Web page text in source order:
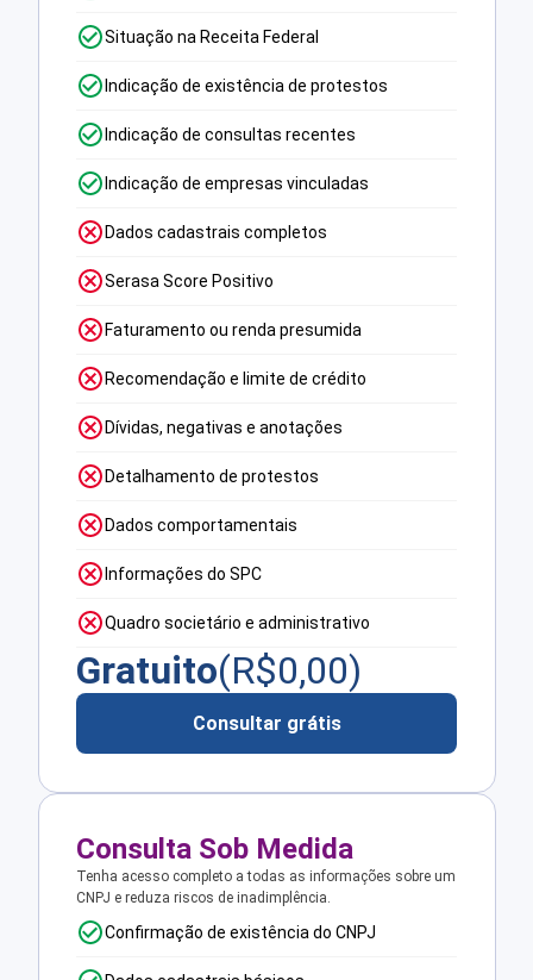
Situação na Receita Federal
Indicação de existência de protestos
Indicação de consultas recentes
Indicação de empresas vinculadas
Dados cadastrais completos
Serasa Score Positivo
Faturamento ou renda presumida
Recomendação e limite de crédito
Dívidas, negativas e anotações
Detalhamento de protestos
Dados comportamentais
Informações do SPC
Quadro societário e administrativo
Gratuito(R$0,00)
Consultar grátis
Consulta Sob Medida
Tenha acesso completo a todas as informações sobre um
CNPJ e reduza riscos de inadimplência.
Confirmação de existência do CNPJ